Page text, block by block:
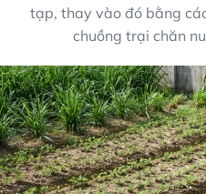
tạp, thay vào đó bằng
chuồng trại chăn